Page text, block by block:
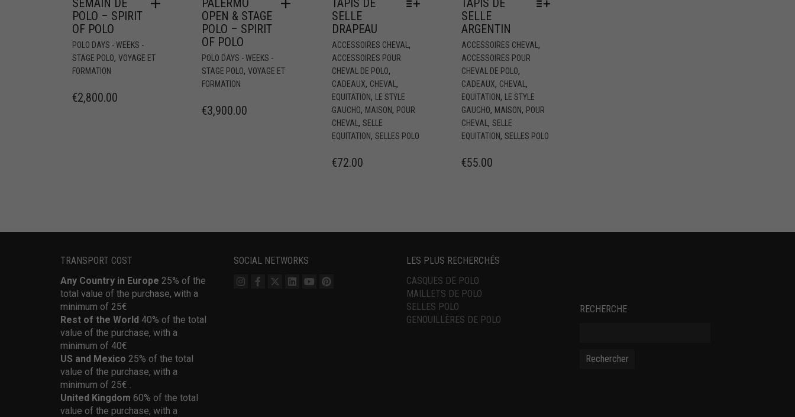
POLO – SPIRIT
OF POLO
POLO DAYS - WEEKS -
STAGE POLO, VOYAGE ET
FORMATION
€2,800.00
OPEN & STAGE
POLO – SPIRIT
OF POLO
POLO DAYS - WEEKS -
STAGE POLO,VOYAGE ET
FORMATION
€3,900.00
SELLE
DRAPEAU
ACCESSOIRES CHEVAL ,
ACCESSOIRES POUR
CHEVAL DE POLO,
CADEAUX, CHEVAL ,
EQUITATION, LE STYLE
GAUCHO, MAISON, POUR
CHEVAL , SELLE
EQUITATION, SELLES POLO
€72.00
SELLE
ARGENTIN
ACCESSOIRES CHEVAL,
ACCESSOIRES POUR
CHEVAL DE POLO,
CADEAUX, CHEVAL,
EQUITATION, LE STYLE
GAUCHO, MAISON, POUR
CHEVAL,SELLE
EQUITATION,SELLES POLO
€55.00
TRANSPORT COST
Any Country in Europe 25% of the
total value of the purchase, with a
minimum of 25€
Rest of the World 40% of the total
value of the purchase, with a
minimum of 40€
US and Mexico 25% of the total
value of the purchase, with a
minimum of 25€ .
United Kingdom 60% of the total
value of the purchase, with a
SOCIAL NETWORKS
LES PLUS RECHERCHÉS
CASQUES DE POLO
MAILLETS DE POLO
SELLES POLO
GENOUILLÈRES DE POLO
RECHERCHE